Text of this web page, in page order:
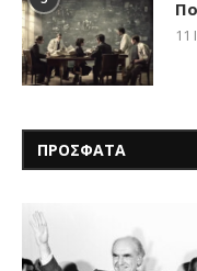
11
ΠΡΟΣΦΑΤΑ